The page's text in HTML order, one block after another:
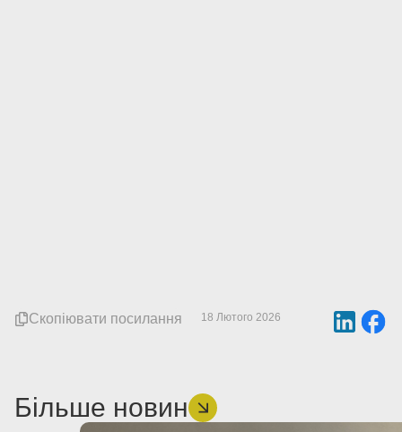
18 Лютого 2026
Скопіювати посилання
Більше новин